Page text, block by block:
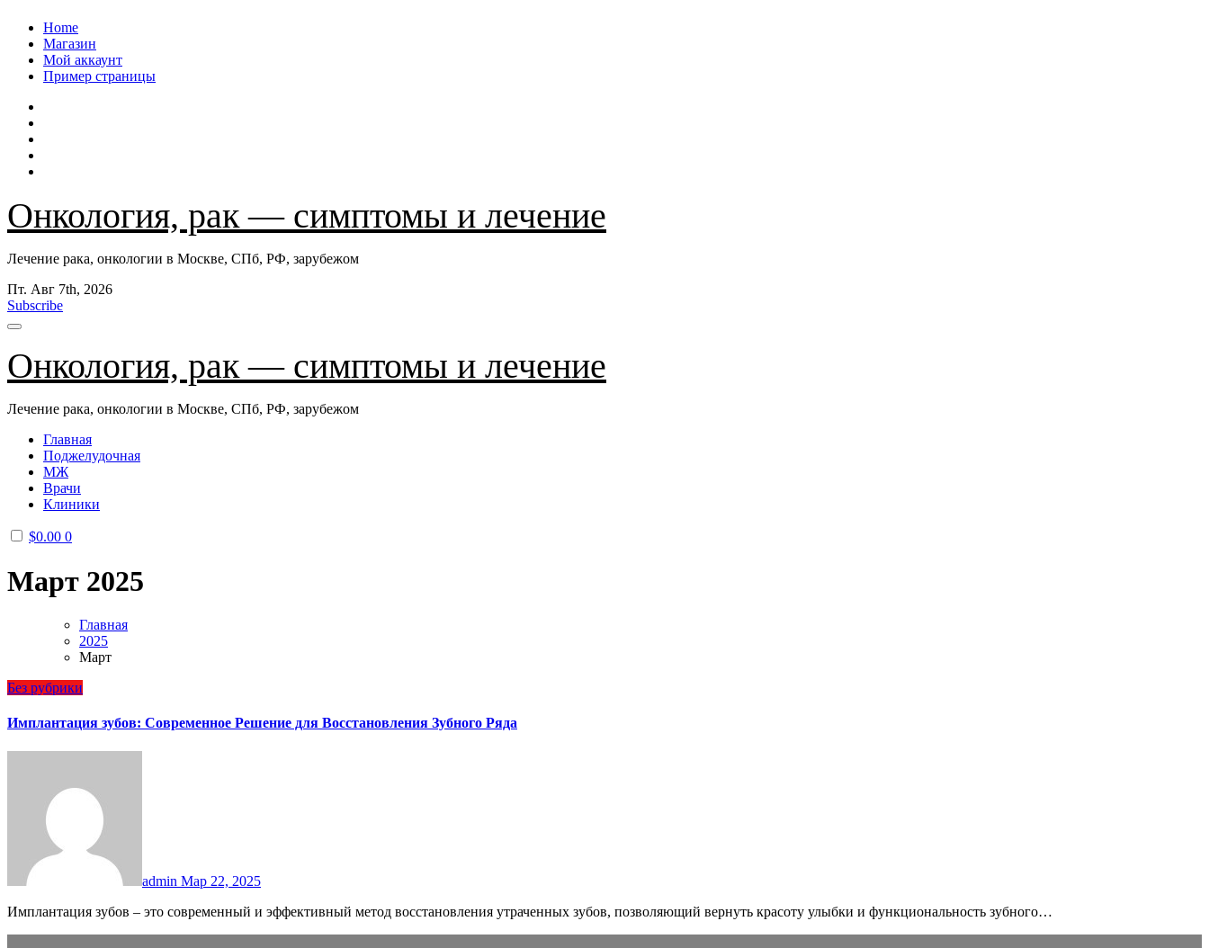
Перейти
содержанию
Home
Магазин
Мой аккаунт
Пример страницы
Онкология, рак — симптомы и лечение
Лечение рака, онкологии в Москве, СПб, РФ, зарубежом
Пт. Авг 7th, 2026
Subscribe
Онкология, рак — симптомы и лечение
Лечение рака, онкологии в Москве, СПб, РФ, зарубежом
Главная
Поджелудочная
МЖ
Врачи
Клиники
$0.00 0
Март 2025
Главная
2025
Март
Без рубрики
Имплантация зубов: Современное Решение для Восстановления Зубного Ряда
admin Мар 22, 2025
Имплантация зубов – это современный и эффективный метод восстановления утраченных зубов, позволяющий вернуть красоту улыбки и функциональность зубного…